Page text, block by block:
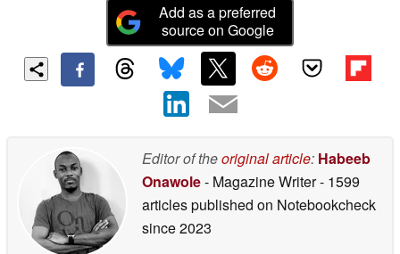
Add as a preferred
source on Google
Editor of theoriginal article: Habeeb
Onawole- Magazine Writer- 1599
articles published on Notebookcheck
since 2023